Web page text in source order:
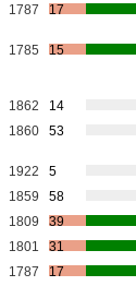
1787 17
1785 15
1862
14
1860 53
1922
5
1859
58
1809
39
1801
31
1787
17